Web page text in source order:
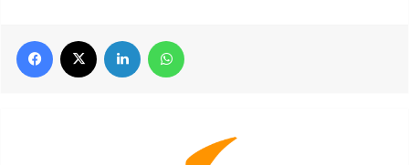
Facebook Linkedin